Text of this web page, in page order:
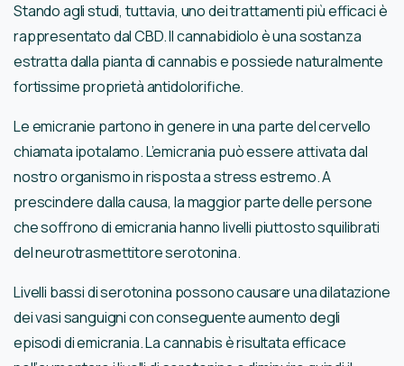
Stando agli studi, tuttavia, uno dei trattamenti più efficaci è
rappresentato dal CBD. Il cannabidiolo è una sostanza
estratta dalla pianta di cannabis e possiede naturalmente
fortissime proprietà antidolorifiche.
Le emicranie partono in genere in una parte del cervello
chiamata ipotalamo. L’emicrania può essere attivata dal
nostro organismo in risposta a stress estremo. A
prescindere dalla causa, la maggior parte delle persone
che soffrono di emicrania hanno livelli piuttosto squilibrati
del neurotrasmettitore serotonina.
Livelli bassi di serotonina possono causare una dilatazione
dei vasi sanguigni con conseguente aumento degli
episodi di emicrania. La cannabis è risultata efficace